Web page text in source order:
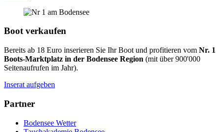
Boot verkaufen
Bereits ab 18 Euro inserieren Sie Ihr Boot und profitieren vom Nr. 1
Boots-Marktplatz in der Bodensee Region (mit über 900'000
Seitenaufrufen im Jahr).
Inserat aufgeben
Partner
Bodensee Wetter